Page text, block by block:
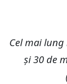
Cel mai
și 30 de